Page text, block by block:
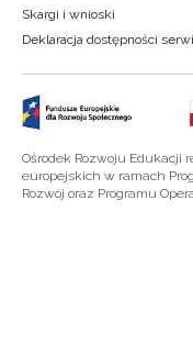
Skargi i wnioski
Deklaracja dostępności
Ośrodek Rozwoju
europejskich w ramach
Rozwój oraz Programu